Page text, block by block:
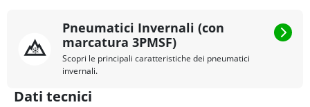
Pneumatici Invernali (con
marcatura 3PMSF)
Scopri le principali caratteristiche dei pneumatici
invernali.
Dati tecnici